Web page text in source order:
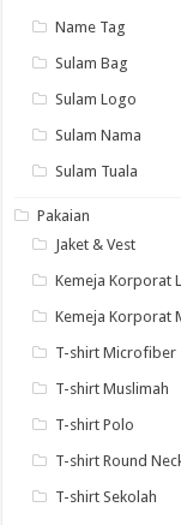
Name Tag
Sulam Bag
Sulam Logo
Sulam Nama
Sulam Tuala
Pakaian
Jaket & Vest
Kemeja Korporat
Kemeja Korporat
T-shirt Microfiber
T-shirt Muslimah
T-shirt Polo
T-shirt Round
T-shirt Sekolah